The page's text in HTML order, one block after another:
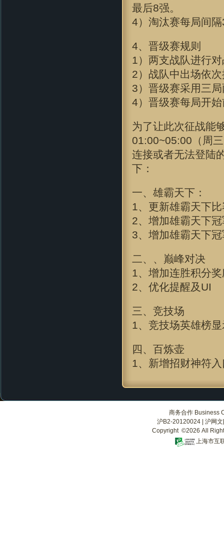
最后8强。
4）淘汰赛每局间
4、晋级赛规则
1）两支战队进行
2）战队中出场依
3）晋级赛采用三
4）晋级赛每局开
为了让此次征战能
01:00~05:00（周
连接或者无法登陆
下：
一、雄霸天下：
1、更新雄霸天下
2、增加雄霸天下
3、增加雄霸天下
二、、巅峰对决
1、增加连胜积分
2、优化提醒及UI
三、竞技场
1、竞技场英雄榜
四、百炼壶
1、新增招财神符
商务合作 Business
沪B2-20120024
沪网
Copyright ©2026 All
上海市互